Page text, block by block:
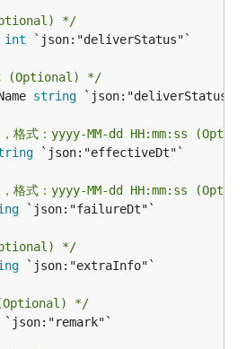
*/
int `json:"deliverStatus"`
(Optional) */
string
格式：yyyy-MM-dd HH:mm:ss
`json:"effectiveDt"`
格式：yyyy-MM-dd HH:mm:ss
`json:"failureDt"`
*/
`json:"extraInfo"`
(Optional) */
`json:"remark"`